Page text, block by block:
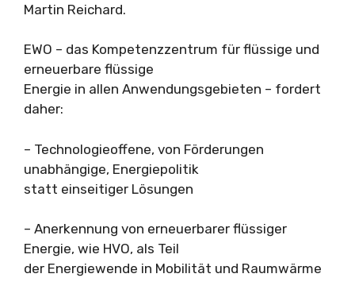
Martin Reichard.
EWO – das Kompetenzzentrum für flüssige und
erneuerbare flüssige
Energie in allen Anwendungsgebieten – fordert
daher:
– Technologieoffene, von Förderungen
unabhängige, Energiepolitik
statt einseitiger Lösungen
– Anerkennung von erneuerbarer flüssiger
Energie, wie HVO, als Teil
der Energiewende in Mobilität und Raumwärme